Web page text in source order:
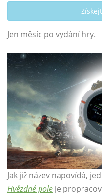
Jen měsíc po vydání hry.
Jak již název napovídá,
Hvězdné pole je